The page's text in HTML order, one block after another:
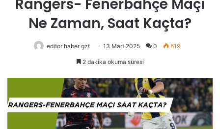
Rangers- Fenerbahçe Maçı
Ne Zaman, Saat Kaçta?
editor haber gzt 13 Mart 2025 0 619
2 dakika okuma süresi